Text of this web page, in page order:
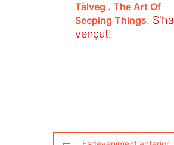
Tàlveg . The Art Of
Seeping Things. S'ha
vençut!